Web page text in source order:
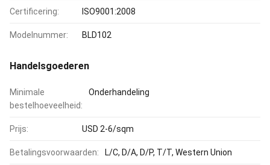
Certificering: ISO9001:2008
Modelnummer: BLD102
Handelsgoederen
Minimale
bestelhoeveelheid:
Onderhandeling
Prijs: USD 2-6/sqm
Betalingsvoorwaarden: L/C, D/A, D/P, T/T, Western Union